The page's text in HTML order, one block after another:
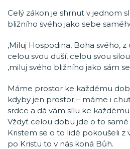
Celý zákon je shrnut v jednom
bližního svého jako sebe
‚Miluj Hospodina, Boha svého,
celou svou duší, celou svou
‚miluj svého bližního jako sám
Máme prostor ke každému
kdyby jen prostor – máme i
srdce a dá vám sílu ke
Vždyť celou dobu jde o to samé
Kristem se o to lidé pokoušeli z
po Kristu to v nás koná Bůh.